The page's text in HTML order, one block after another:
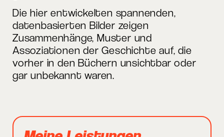
Die hier entwickelten spannenden,
datenbasierten Bilder zeigen
Zusammenhänge, Muster und
Assoziationen der Geschichte auf, die
vorher in den Büchern unsichtbar oder
gar unbekannt waren.